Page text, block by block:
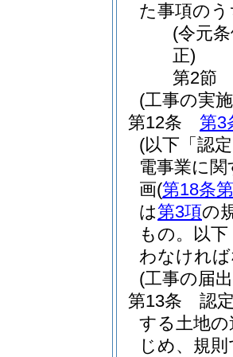
た事項の
(令元
正)
第2節
(工事の実
第12条
第3
(以下「認
電事業に
画(第18条
は第3項の
もの。以
わなけれ
(工事の届
第13条
認
する土地
じめ、規